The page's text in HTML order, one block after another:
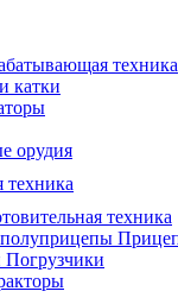
техника
катки
орудия
техника
техника
Погрузчики